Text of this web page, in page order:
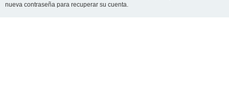
nueva contraseña para recuperar su cuenta.